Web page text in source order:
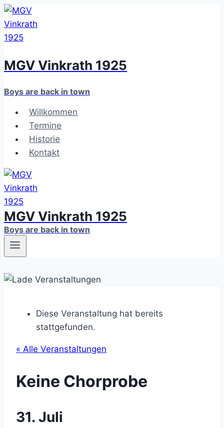
Zum
Inhalt
springen
MGV Vinkrath 1925
Boys are back in town
Willkommen
Termine
Historie
Kontakt
MGV Vinkrath 1925
Boys are back in town
Diese Veranstaltung hat bereits
stattgefunden.
« Alle Veranstaltungen
Keine Chorprobe
31. Juli